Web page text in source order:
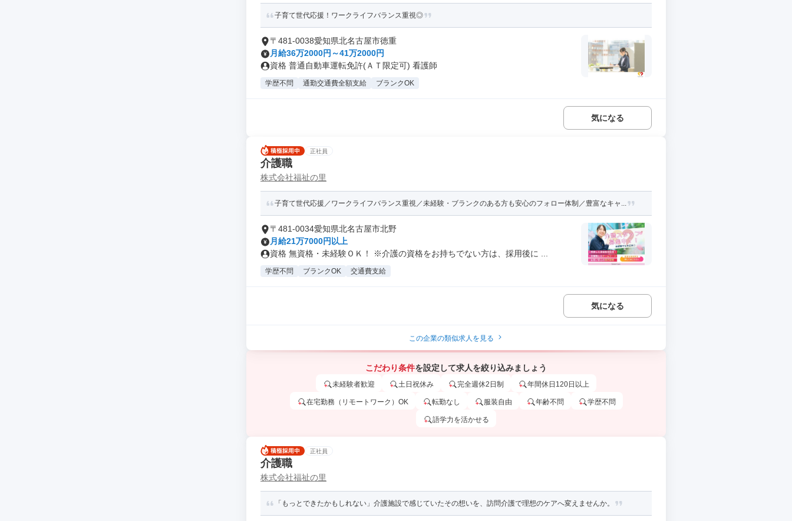
子育て世代応援！ワークライフバランス重視◎
〒481-0038愛知県北名古屋市徳重
月給36万2000円～41万2000円
資格 普通自動車運転免許(ＡＴ限定可) 看護師
学歴不問 通勤交通費全額支給 ブランクOK
気になる
正社員
介護職
株式会社福祉の里
子育て世代応援／ワークライフバランス重視／未経験・ブランクのある方も安心のフォロー体制／豊富なキャ...
〒481-0034愛知県北名古屋市北野
月給21万7000円以上
資格 無資格・未経験ＯＫ！ ※介護の資格をお持ちでない方は、採用後に ...
学歴不問 ブランクOK 交通費支給
気になる
この企業の類似求人を見る
こだわり条件を設定して求人を絞り込みましょう
未経験者歓迎 土日祝休み 完全週休2日制 年間休日120日以上
在宅勤務（リモートワーク）OK 転勤なし 服装自由 年齢不問 学歴不問
語学力を活かせる
正社員
介護職
株式会社福祉の里
「もっとできたかもしれない」介護施設で感じていたその想いを、訪問介護で理想のケアへ変えませんか。